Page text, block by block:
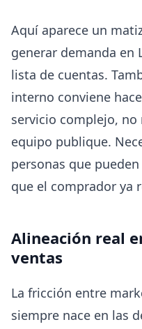
Aquí aparece un
generar demanda en
lista de cuentas.
interno conviene
servicio complejo,
equipo publique.
personas que
que el comprador ya
Alineación real
ventas
La fricción entre
siempre nace en las